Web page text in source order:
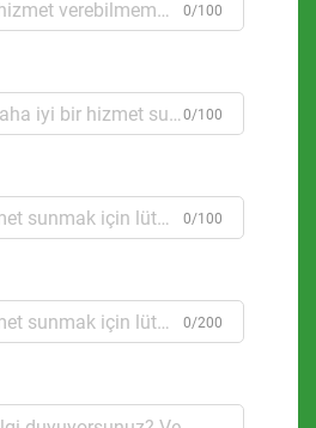
0/100
0/100
0/100
0/200